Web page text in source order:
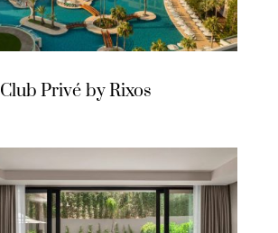
Club Privé by Rixos